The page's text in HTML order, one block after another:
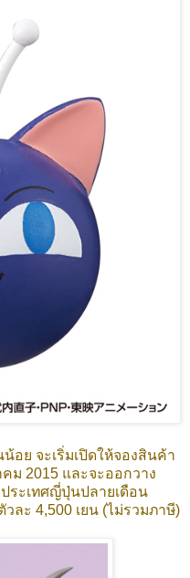
ย จะเริ่มเปิดให้จองสินค้า
ม 2015 และจะออกวาง
ระเทศญี่ปุ่นปลายเดือน
ละ 4,500 เยน (ไม่รวมภาษี)